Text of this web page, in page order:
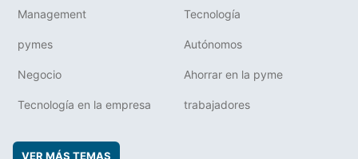
Management Tecnología
pymes Autónomos
Negocio Ahorrar en la pyme
Tecnología en la empresa trabajadores
VER MÁS TEMAS